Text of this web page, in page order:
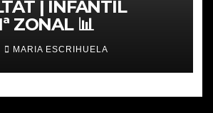
| INFANTIL
ZONAL 📊
MARIA ESCRIHUELA